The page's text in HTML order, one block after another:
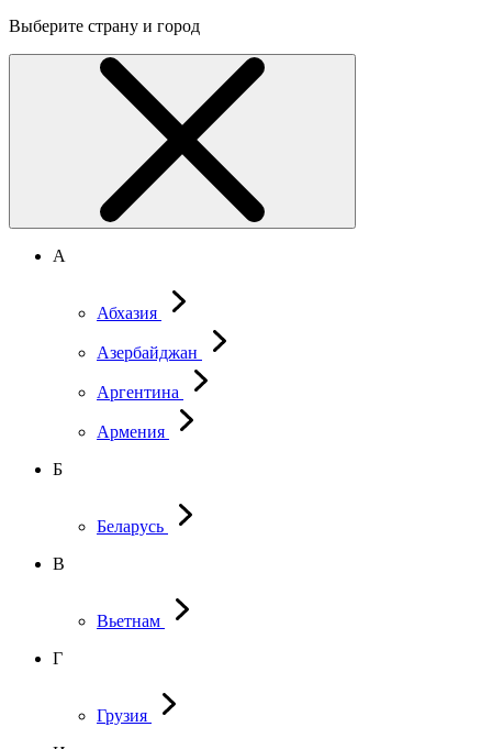
Выберите страну и город
А
Абхазия
Азербайджан
Аргентина
Армения
Б
Беларусь
В
Вьетнам
Г
Грузия